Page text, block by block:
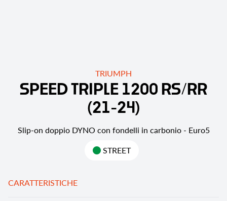
TRIUMPH
SPEEDTRIPLE 1200 RS/RR
(21-24)
Slip-on doppio DYNO con fondelli in carbonio - Euro5
STREET
CARATTERISTICHE